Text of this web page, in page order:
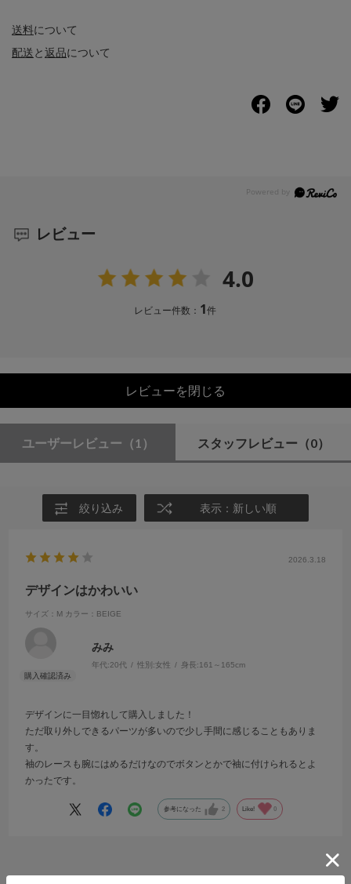
送料について
配送と返品について
レビュー
4.0
レビュー件数： 1件
レビューを閉じる
ユーザーレビュー （1） スタッフレビュー （0）
絞り込み 表示：新しい順
2026.3.18
デザインはかわいい
サイズ：M カラー：BEIGE
みみ
年代:20代 性別:女性 身長:161～165cm
デザインに一目惚れして購入しました！
ただ取り外しできるパーツが多いので少し手間に感じることもありま
す。
袖のレースも腕にはめるだけなのでボタンとかで袖に付けられるとよ
かったです。
参考になった 2 Like! 0